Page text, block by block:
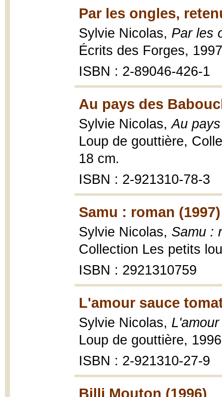
Par les ongles,
Sylvie Nicolas, Par les
Écrits des Forges,
ISBN : 2-89046-426-1
Au pays des
Sylvie Nicolas,Au
Loup de gouttière,
18 cm.
ISBN : 2-921310-78-3
Samu : roman (1997)
Sylvie Nicolas, Samu :
Collection Les petits
ISBN : 2921310759
L'amour sauce
Sylvie Nicolas,
Loup de gouttière,
ISBN : 2-921310-27-9
Billi Mouton (1996)